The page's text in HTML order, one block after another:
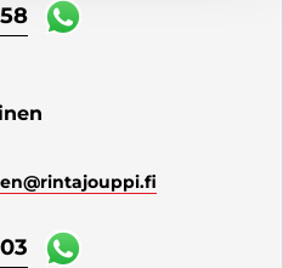
@rintajouppi.fi